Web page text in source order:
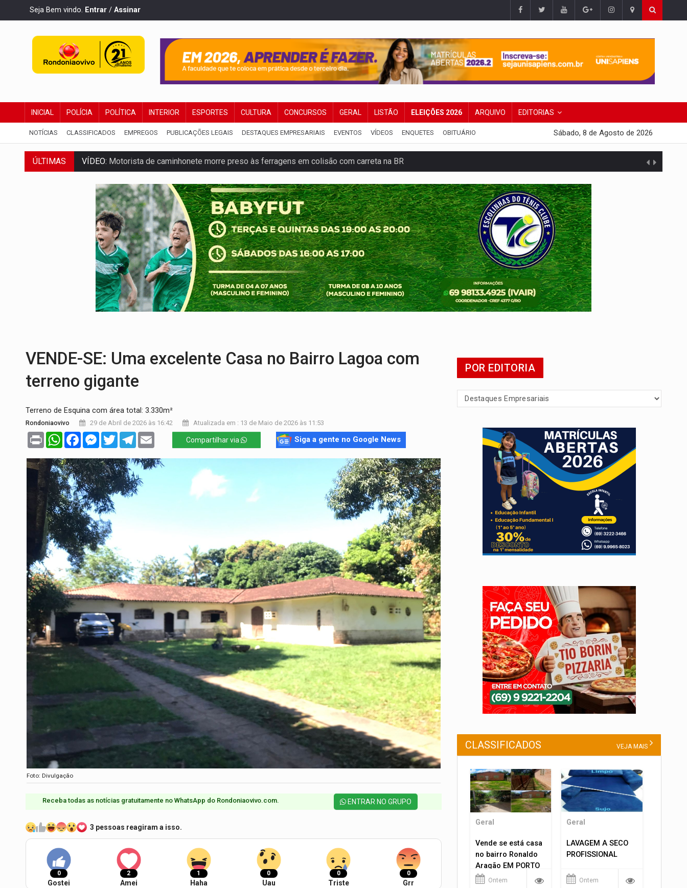
Seja Bem vindo. Entrar / Assinar
INICIAL POLÍCIA POLÍTICA INTERIOR ESPORTES CULTURA CONCURSOS GERAL LISTÃO ELEIÇÕES 2026 ARQUIVO EDITORIAS
NOTÍCIAS CLASSIFICADOS EMPREGOS PUBLICAÇÕES LEGAIS DESTAQUES EMPRESARIAIS EVENTOS VÍDEOS ENQUETES OBITUÁRIO Sábado, 8 de Agosto de 2026
ÚLTIMAS
VÍDEO:Motorista de caminhonete morre preso às ferragens em colisão com carreta na BR
LAZER: Seis lugares gratuitos para aproveitar o fim de semana em Porto Velho
VÍDEO:FTICCO e Força Tática prendem membro do CV com arma e drogas em boca de fumo
INCLUSÃO:Prefeitura fortalece parceria com a APAE para ampliar ações voltadas a PCD's
DEFESA:Exército testa inovações no combate a drones durante exercício antiaéreo
TEMAS SOCIOAMBIENTAIS:Em Itapuã do Oeste, CINEMAZÔNIA leva cinema amazônico a estudantes na escola
PREVISÃO:Interior de Rondônia terá sábado (8) de calor intenso e tempo firme
INFRAESTRUTURA:Após quase 30 anos de espera, asfalto chega ao bairro Nova Esperança
A ILHA:Coreografia de Rondônia estreia na programação do Festival de Dança de Joinville
VENDE-SE: Uma excelente Casa no Bairro Lagoa com
terreno gigante
Terreno de Esquina com área total: 3.330m²
Rondoniaovivo 29 de Abril de 2026 às 16:42 Atualizada em : 13 de Maio de 2026 às 11:53
Print WhatsAppFacebookMessenger
TwitterTelegram Compartilhar via Siga a gente no Google News
Foto: Divulgação
Receba todas as notícias gratuitamente no WhatsApp do Rondoniaovivo.com.​ ENTRAR NO GRUPO
3 pessoas reagiram a isso.
0
Gostei
2
Amei
1
Haha
0
Uau
0
Triste
0
Grr
POR EDITORIA
CLASSIFICADOS VEJA MAIS
Geral
Vende se está casa
no bairro Ronaldo
Aragão EM PORTO
VELHO RO.
Ontem
Geral
LAVAGEM A SECO
PROFISSIONAL
Ontem